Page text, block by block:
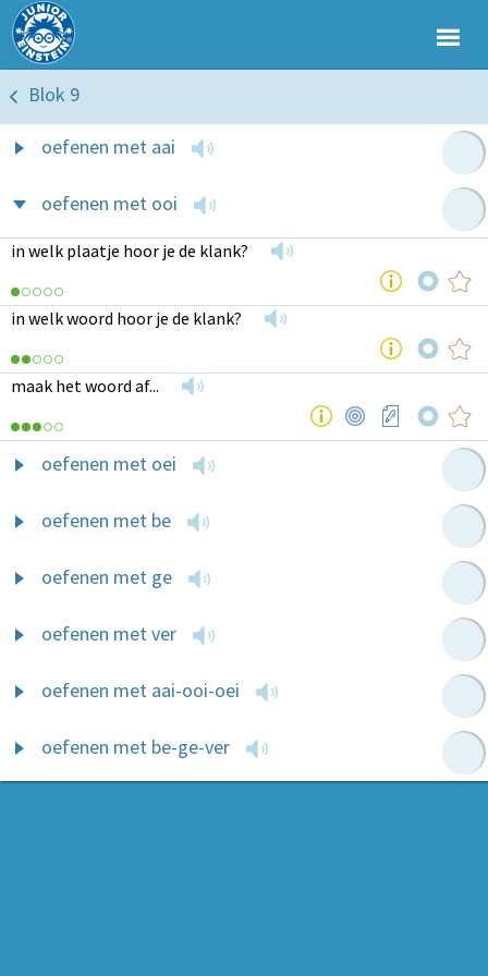
Blok 9
oefenen met aai
oefenen met ooi
in welk plaatje hoor je de klank?
in welk woord hoor je de klank?
maak het woord af...
oefenen met oei
oefenen met be
oefenen met ge
oefenen met ver
oefenen met aai-ooi-oei
oefenen met be-ge-ver